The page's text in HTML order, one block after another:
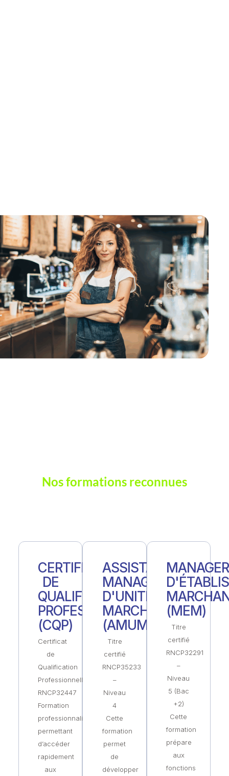
Nos formations reconnues
CERTIFICAT
DE
QUALIFICATION
PROFESSIONNELLE
(CQP)
Certificat
de
Qualification
Professionnelle
RNCP32447
Formation
professionnalisante
permettant
d’accéder
rapidement
aux
ASSISTANT
MANAGER
D'UNITÉ
MARCHANDE
(AMUM)
Titre
certifié
RNCP35233
–
Niveau
4
Cette
formation
permet
de
développer
MANAGER
(MEM)
Titre
certifié
RNCP32291
–
Niveau
5 (Bac
+2)
Cette
formation
prépare
aux
fonctions